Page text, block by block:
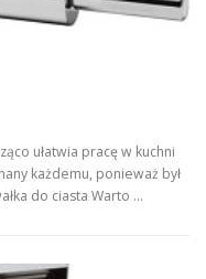
ułatwia pracę w kuchni
każdemu, ponieważ był
do ciasta Warto …